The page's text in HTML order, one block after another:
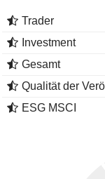
Trader
Investment
Gesamt
Qualität der
ESG MSCI